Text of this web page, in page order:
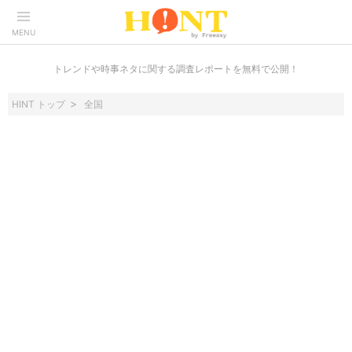
MENU
トレンドや時事ネタに関する調査レポートを無料で公開！
HINT トップ 全国